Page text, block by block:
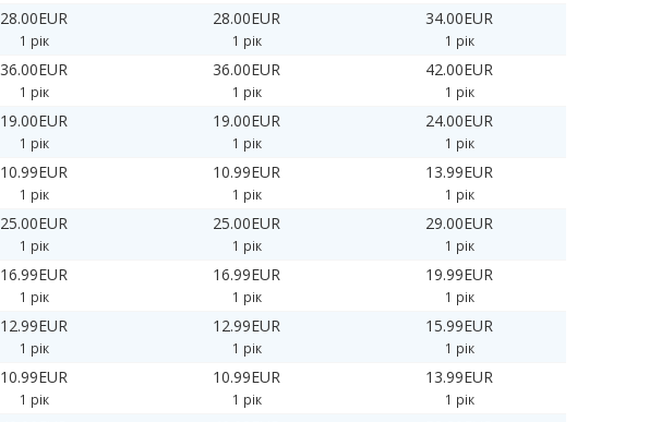
28.00EUR
1 рік
28.00EUR
1 рік
34.00EUR
1 рік
36.00EUR
1 рік
36.00EUR
1 рік
42.00EUR
1 рік
19.00EUR
1 рік
19.00EUR
1 рік
24.00EUR
1 рік
10.99EUR
1 рік
10.99EUR
1 рік
13.99EUR
1 рік
25.00EUR
1 рік
25.00EUR
1 рік
29.00EUR
1 рік
16.99EUR
1 рік
16.99EUR
1 рік
19.99EUR
1 рік
12.99EUR
1 рік
12.99EUR
1 рік
15.99EUR
1 рік
10.99EUR
1 рік
10.99EUR
1 рік
13.99EUR
1 рік